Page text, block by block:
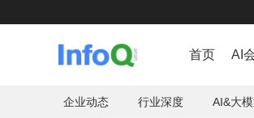
首页 AI
企业动态 行业深度 AI&大